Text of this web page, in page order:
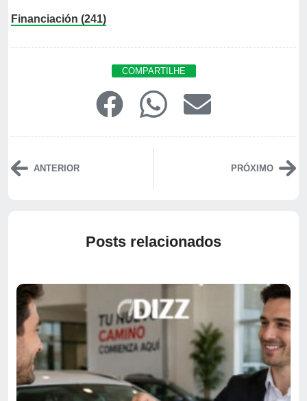
Financiación (241)
COMPARTILHE
ANTERIOR PRÓXIMO
Posts relacionados